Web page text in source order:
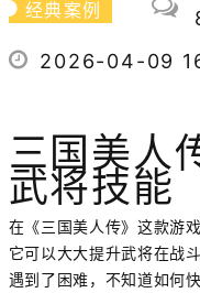
经典案例
2026-04-09
三国美人
武将技能
在《三国美人传》这款游
它可以大大提升武将在战
遇到了困难，不知道如何